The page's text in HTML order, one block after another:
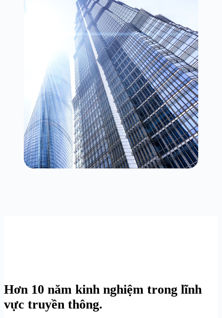
Hơn 10 năm kinh nghiệm trong lĩnh
vực truyền thông.